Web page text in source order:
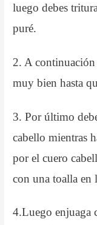
luego debes
puré.
2. A continuación
muy bien hasta
3. Por último
cabello mientras
por el cuero
con una toalla en
4.Luego enjuaga